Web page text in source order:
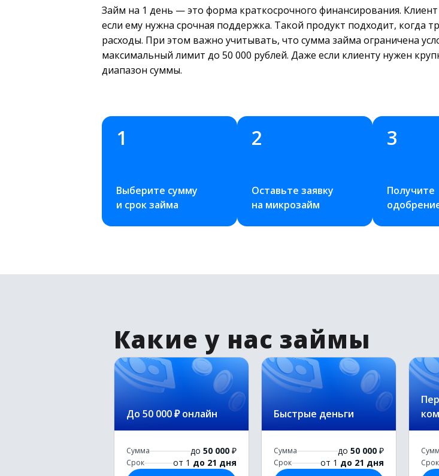
Займ на 1 день — это форма краткосрочного финансирования.
если ему нужна срочная поддержка. Такой продукт подходит, когда
расходы. При этом важно учитывать, что сумма займа ограничена
максимальный лимит до 50 000 рублей. Даже если клиенту нужен
диапазон суммы.
1
Выберите сумму
и срок займа
2
Оставьте заявку
на микрозайм
3
Получите
Какие у нас займы
До 50 000 ₽ онлайн
Сумма до 50 000 ₽
Срок от 1 до 21 дня
Быстрые деньги
Сумма до 50 000 ₽
Срок от 1 до 21 дня Срок